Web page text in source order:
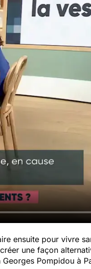
ensuite pour vivre
une façon
Pompidou à